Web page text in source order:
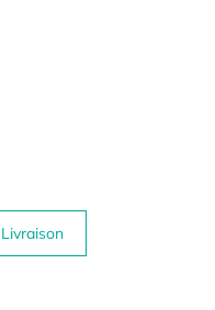
Livraison